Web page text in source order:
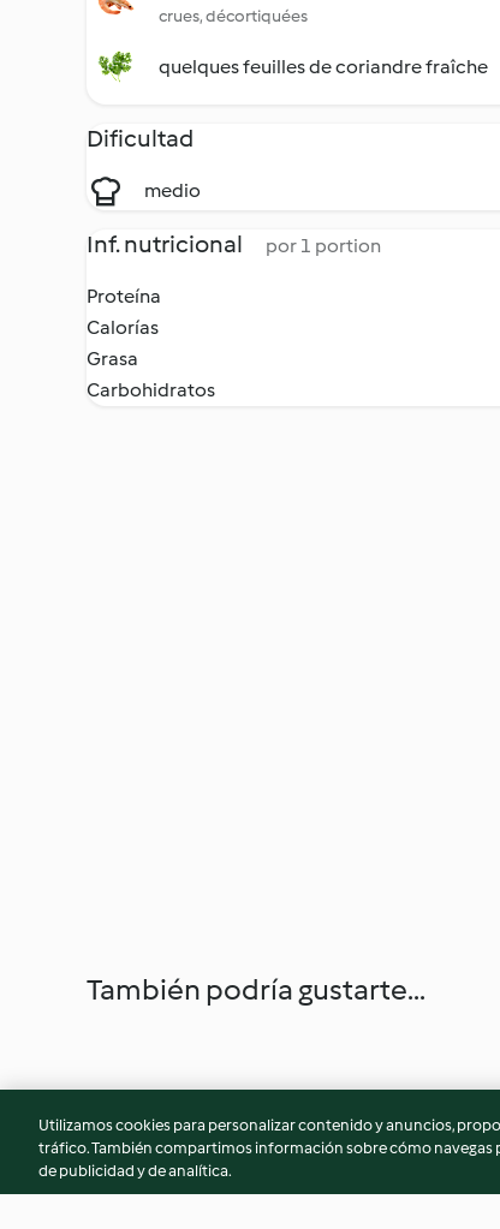
crues, décortiquées
quelques feuilles de coriandre fraîche
Dificultad
medio
Inf. nutricional por 1 portion
Proteína
Calorías
Grasa
Carbohidratos
También podría gustarte...
Utilizamos cookies para personalizar contenido y anuncios,
tráfico. También compartimos información sobre cómo navegas
de publicidad y de analítica.